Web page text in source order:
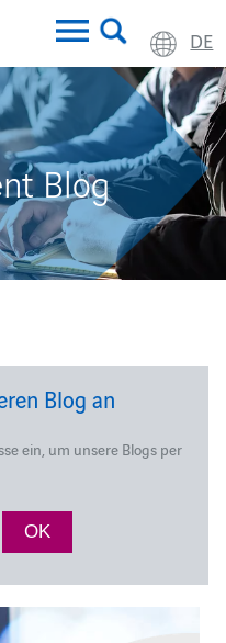
DE
Blog
Blog an
ein, um unsere Blogs per